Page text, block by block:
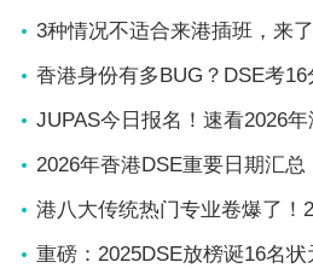
3种情况不适合来港插班，来了
香港身份有多BUG？DSE考
JUPAS今日报名！速看2026
2026年香港DSE重要日期汇
港八大传统热门专业卷爆了！
重磅：2025DSE放榜诞16名